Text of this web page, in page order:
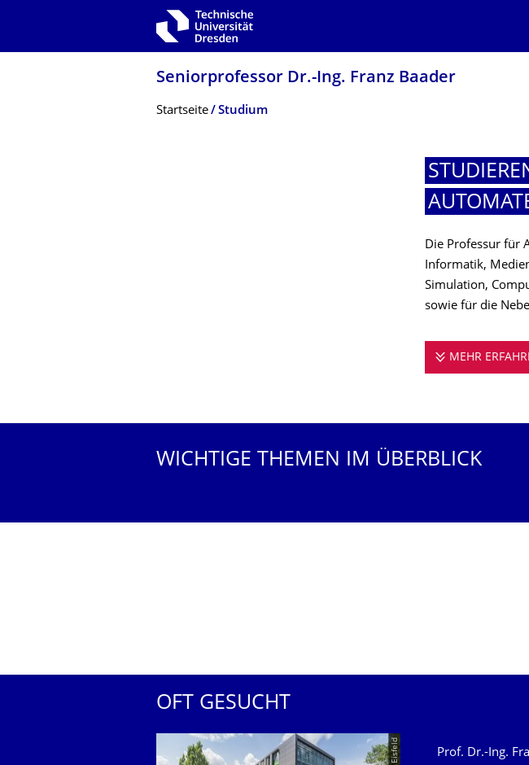
Zur Hauptnavigation springen
Seniorprofessor Dr.-Ing. Franz Baader
Breadcrumb-Menü
Startseite Studium
Die Professur für
Informatik,
Simulation,
sowie für die
MEHR
WICHTIGE THEMEN IM ÜBERBLICK
OFT GESUCHT
Unsere
Prof. Dr.-Ing.